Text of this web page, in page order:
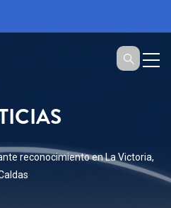
reconocimiento en La Victoria,